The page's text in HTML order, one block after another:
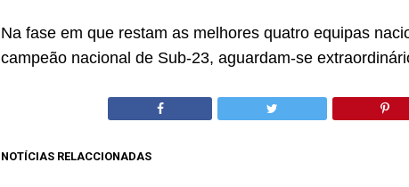
Na fase em que restam as melhores quatro equipas
campeão nacional de Sub-23, aguardam-se
NOTÍCIAS RELACCIONADAS